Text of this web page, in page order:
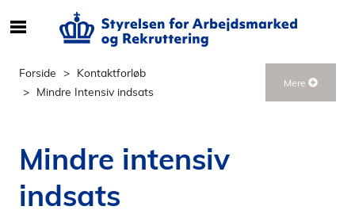
e
r
n
Forside
Kontaktforløb
Mindre Intensiv indsats
Mere
Mindre intensiv
indsats